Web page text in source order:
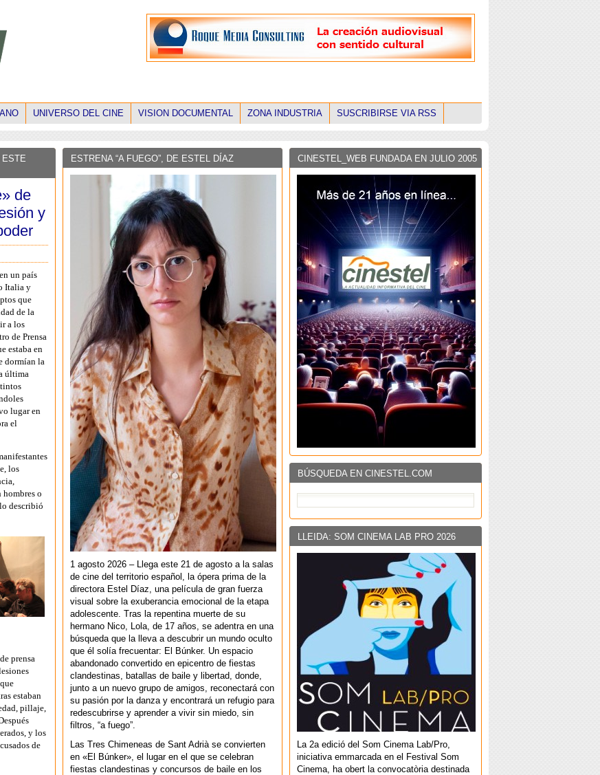
UNIVERSO DEL CINE VISION DOCUMENTAL ZONA INDUSTRIA SUSCRIBIRSE VIA RSS
de
y
un país
Italia y
que
de la
a los
de Prensa
estaba en
dormían la
última
lugar en
el
los
hombres o
describió
prensa
estaban
pillaje,
y los
de
CINESTEL_WEB FUNDADA EN JULIO 2005
BÚSQUEDA EN CINESTEL.COM
LLEIDA: SOM CINEMA LAB PRO 2026
La 2a edició del Som Cinema Lab/Pro,
iniciativa emmarcada en el Festival Som
Cinema, ha obert la convocatòria destinada
ESTRENA “A FUEGO”, DE ESTEL DÍAZ
1 agosto 2026 – Llega este 21 de agosto a la salas
de cine del territorio español, la ópera prima de la
directora Estel Díaz, una película de gran fuerza
visual sobre la exuberancia emocional de la etapa
adolescente. Tras la repentina muerte de su
hermano Nico, Lola, de 17 años, se adentra en una
búsqueda que la lleva a descubrir un mundo oculto
que él solía frecuentar: El Búnker. Un espacio
abandonado convertido en epicentro de fiestas
clandestinas, batallas de baile y libertad, donde,
junto a un nuevo grupo de amigos, reconectará con
su pasión por la danza y encontrará un refugio para
redescubrirse y aprender a vivir sin miedo, sin
filtros, “a fuego”.
Las Tres Chimeneas de Sant Adrià se convierten
en «El Búnker», el lugar en el que se celebran
fiestas clandestinas y concursos de baile en los